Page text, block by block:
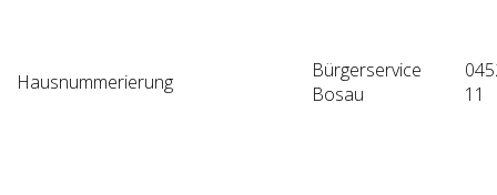
Hausnummerierung
Bürgerservice
Bosau
11